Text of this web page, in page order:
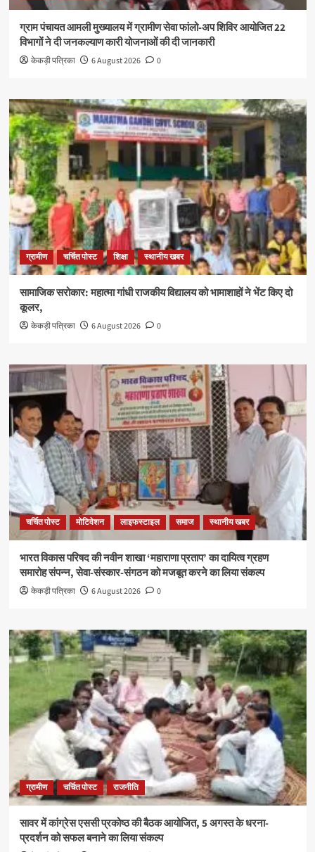
ग्राम पंचायत आमली मुख्यालय में ग्रामीण सेवा फांलो-अप शिविर आयोजित 22
विभागों ने दी जनकल्याण कारी योजनाओं की दी जानकारी
केकड़ी पत्रिका 6 August 2026 0
ग्रामीण चर्चित पोस्ट शिक्षा स्थानीय खबर
सामाजिक सरोकार: महात्मा गांधी राजकीय विद्यालय को भामाशाहों ने भेंट किए दो
कूलर,
केकड़ी पत्रिका 6 August 2026 0
चर्चित पोस्ट मोटिवेशन लाइफस्टाइल समाज स्थानीय खबर
भारत विकास परिषद की नवीन शाखा ‘महाराणा प्रताप’ का दायित्व ग्रहण
समारोह संपन्न, सेवा-संस्कार-संगठन को मजबूत करने का लिया संकल्प
केकड़ी पत्रिका 6 August 2026 0
ग्रामीण चर्चित पोस्ट राजनीति
सावर में कांग्रेस एससी प्रकोष्ठ की बैठक आयोजित, 5 अगस्त के धरना-
प्रदर्शन को सफल बनाने का लिया संकल्प